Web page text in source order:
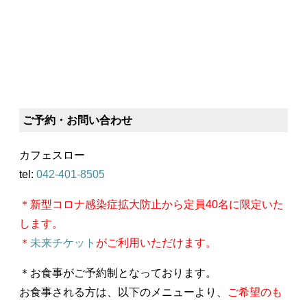
ご予約・お問い合わせ
カフェスロー
tel: 042-401-8505
＊新型コロナ感染症拡大防止から定員40名に限定いた
します。
＊ 未来チケット がご利用いただけます。
＊お食事がご予約制となっております。
お食事される方は、以下のメニューより、
ご希望のも